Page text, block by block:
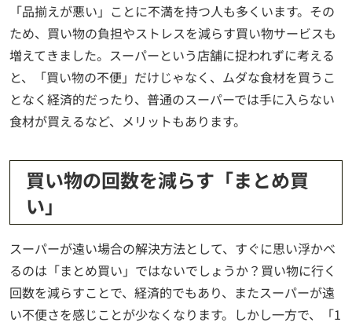
「品揃えが悪い」ことに不満を持つ人も多くいます。その
ため、買い物の負担やストレスを減らす買い物サービスも
増えてきました。スーパーという店舗に捉われずに考える
と、「買い物の不便」だけじゃなく、ムダな食材を買うこ
となく経済的だったり、普通のスーパーでは手に入らない
食材が買えるなど、メリットもあります。
買い物の回数を減らす「まとめ買
い」
スーパーが遠い場合の解決方法として、すぐに思い浮かべ
るのは「まとめ買い」ではないでしょうか？買い物に行く
回数を減らすことで、経済的でもあり、またスーパーが遠
い不便さを感じことが少なくなります。しかし一方で、「1